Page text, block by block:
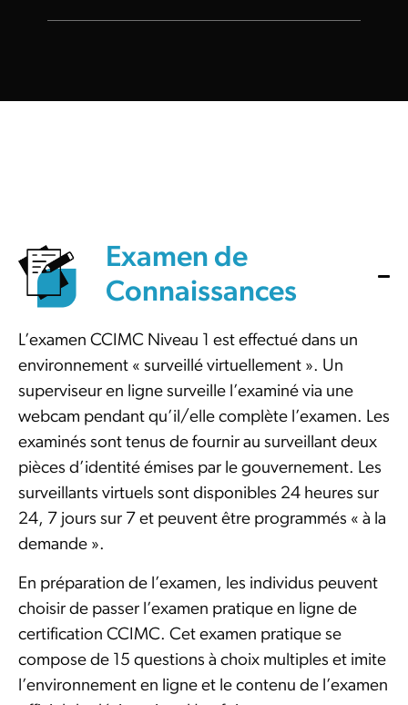
Examen de
Connaissances
L’examen CCIMC Niveau 1 est effectué dans un
environnement « surveillé virtuellement ». Un
superviseur en ligne surveille l’examiné via une
webcam pendant qu’il/elle complète l’examen. Les
examinés sont tenus de fournir au surveillant deux
pièces d’identité émises par le gouvernement. Les
surveillants virtuels sont disponibles 24 heures sur
24, 7 jours sur 7 et peuvent être programmés « à la
demande ».
En préparation de l’examen, les individus peuvent
choisir de passer l’examen pratique en ligne de
certification CCIMC. Cet examen pratique se
compose de 15 questions à choix multiples et imite
l’environnement en ligne et le contenu de l’examen